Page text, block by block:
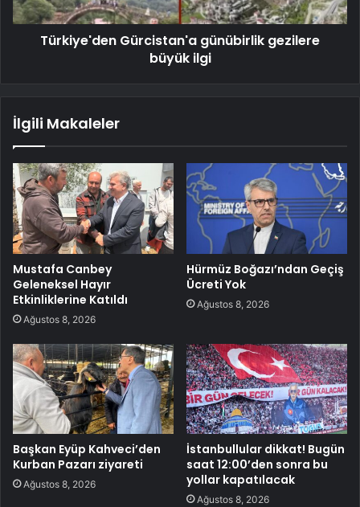
Türkiye'den Gürcistan'a günübirlik gezilere
büyük ilgi
İlgili Makaleler
Mustafa Canbey
Geleneksel Hayır
Etkinliklerine Katıldı
Ağustos 8, 2026
Hürmüz Boğazı’ndan Geçiş
Ücreti Yok
Ağustos 8, 2026
Başkan Eyüp Kahveci’den
Kurban Pazarı ziyareti
Ağustos 8, 2026
İstanbullular dikkat! Bugün
saat 12:00’den sonra bu
yollar kapatılacak
Ağustos 8, 2026